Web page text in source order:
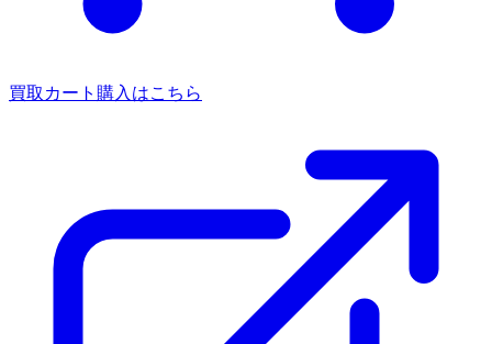
買取カート 購入はこちら